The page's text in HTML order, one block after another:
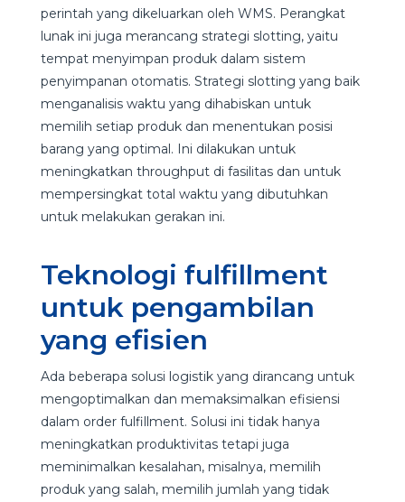
perintah yang dikeluarkan oleh WMS. Perangkat
lunak ini juga merancang strategi slotting, yaitu
tempat menyimpan produk dalam sistem
penyimpanan otomatis. Strategi slotting yang baik
menganalisis waktu yang dihabiskan untuk
memilih setiap produk dan menentukan posisi
barang yang optimal. Ini dilakukan untuk
meningkatkan throughput di fasilitas dan untuk
mempersingkat total waktu yang dibutuhkan
untuk melakukan gerakan ini.
Teknologi fulfillment
untuk pengambilan
yang efisien
Ada beberapa solusi logistik yang dirancang untuk
mengoptimalkan dan memaksimalkan efisiensi
dalam order fulfillment. Solusi ini tidak hanya
meningkatkan produktivitas tetapi juga
meminimalkan kesalahan, misalnya, memilih
produk yang salah, memilih jumlah yang tidak